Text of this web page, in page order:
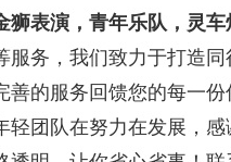
狮表演，青年乐队，灵
服务，我们致力于打造
善的服务回馈您的每一
轻团队在努力在发展，